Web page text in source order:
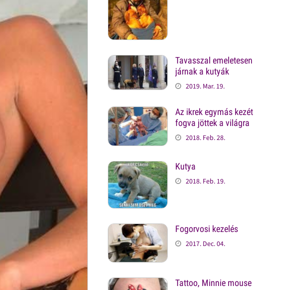
Tavasszal emeletesen
járnak a kutyák
2019. Mar. 19.
Az ikrek egymás kezét
fogva jöttek a világra
2018. Feb. 28.
Kutya
2018. Feb. 19.
Fogorvosi kezelés
2017. Dec. 04.
Tattoo, Minnie mouse